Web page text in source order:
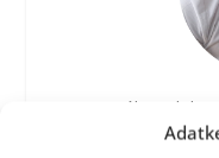
Ferenczi Róbert
éve foglalkozok